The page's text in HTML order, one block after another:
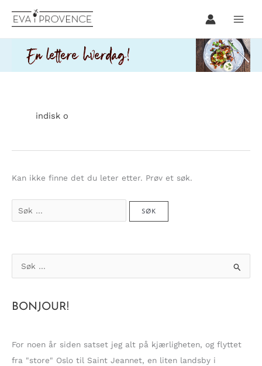
rett
innholdet
indisk o
Kan ikke finne det du leter etter. Prøv et søk.
etter:
ø
e
e
BONJOUR!
For noen år siden satset jeg alt på kjærligheten, og flyttet
fra "store" Oslo til Saint Jeannet, en liten landsby i